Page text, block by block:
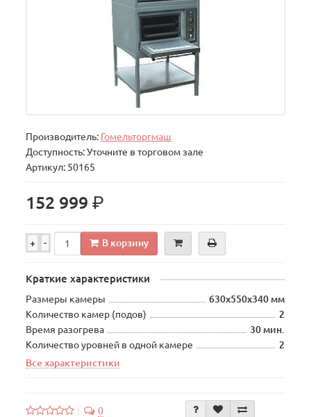
Производитель: Гомельторгмаш
Доступность: Уточните в торговом зале
Артикул: 50165
152 999р.
+ - В корзину
Краткие характеристики
Размеры камеры
630х550х340 мм
Количество камер (подов)
2
Время разогрева
30 мин.
Количество уровней в одной камере
2
Все характеристики
0